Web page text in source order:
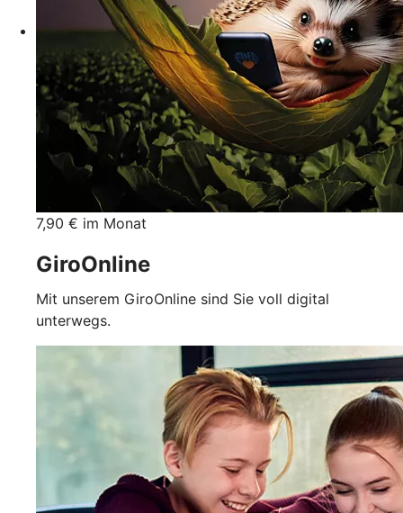
7,90 € im Monat
GiroOnline
Mit unserem GiroOnline sind Sie voll digital
unterwegs.